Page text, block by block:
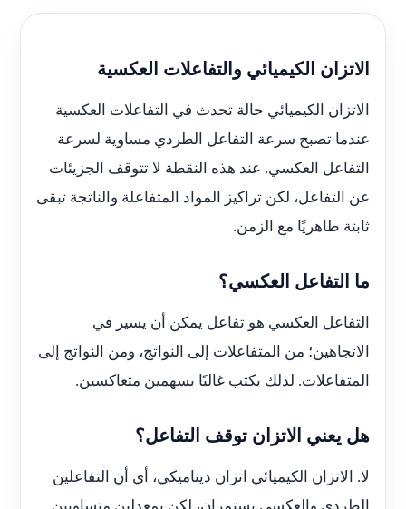
الاتزان الكيميائي والتفاعلات العكسية
الاتزان الكيميائي حالة تحدث في التفاعلات العكسية
عندما تصبح سرعة التفاعل الطردي مساوية لسرعة
التفاعل العكسي. عند هذه النقطة لا تتوقف الجزيئات
عن التفاعل، لكن تراكيز المواد المتفاعلة والناتجة تبقى
ثابتة ظاهريًا مع الزمن.
ما التفاعل العكسي؟
التفاعل العكسي هو تفاعل يمكن أن يسير في
الاتجاهين؛ من المتفاعلات إلى النواتج، ومن النواتج إلى
المتفاعلات. لذلك يكتب غالبًا بسهمين متعاكسين.
هل يعني الاتزان توقف التفاعل؟
لا. الاتزان الكيميائي اتزان ديناميكي، أي أن التفاعلين